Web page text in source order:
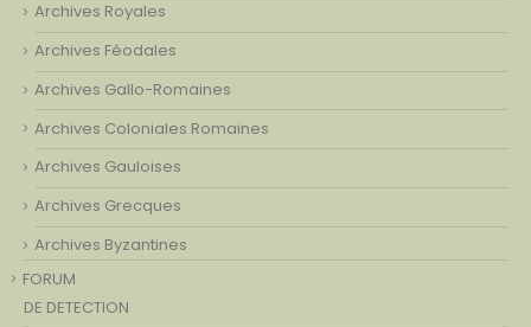
Archives Royales
Archives Féodales
Archives Gallo-Romaines
Archives Coloniales Romaines
Archives Gauloises
Archives Grecques
Archives Byzantines
FORUM
DE DETECTION